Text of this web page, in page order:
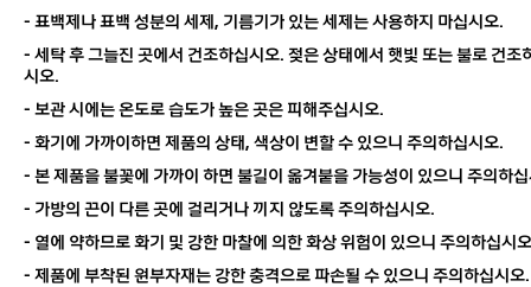
- 표백제나 표백 성분의 세제, 기름기가 있는 세제는 사용하지 마십시오.
- 세탁 후 그늘진 곳에서 건조하십시오. 젖은 상태에서 햇빛 또는 불로 건조
시오.
- 보관 시에는 온도로 습도가 높은 곳은 피해주십시오.
- 화기에 가까이하면 제품의 상태, 색상이 변할 수 있으니 주의하십시오.
- 본 제품을 불꽃에 가까이 하면 불길이 옮겨붙을 가능성이 있으니 주의하
- 가방의 끈이 다른 곳에 걸리거나 끼지 않도록 주의하십시오.
- 열에 약하므로 화기 및 강한 마찰에 의한 화상 위험이 있으니 주의하십시
- 제품에 부착된 원부자재는 강한 충격으로 파손될 수 있으니 주의하십시오.